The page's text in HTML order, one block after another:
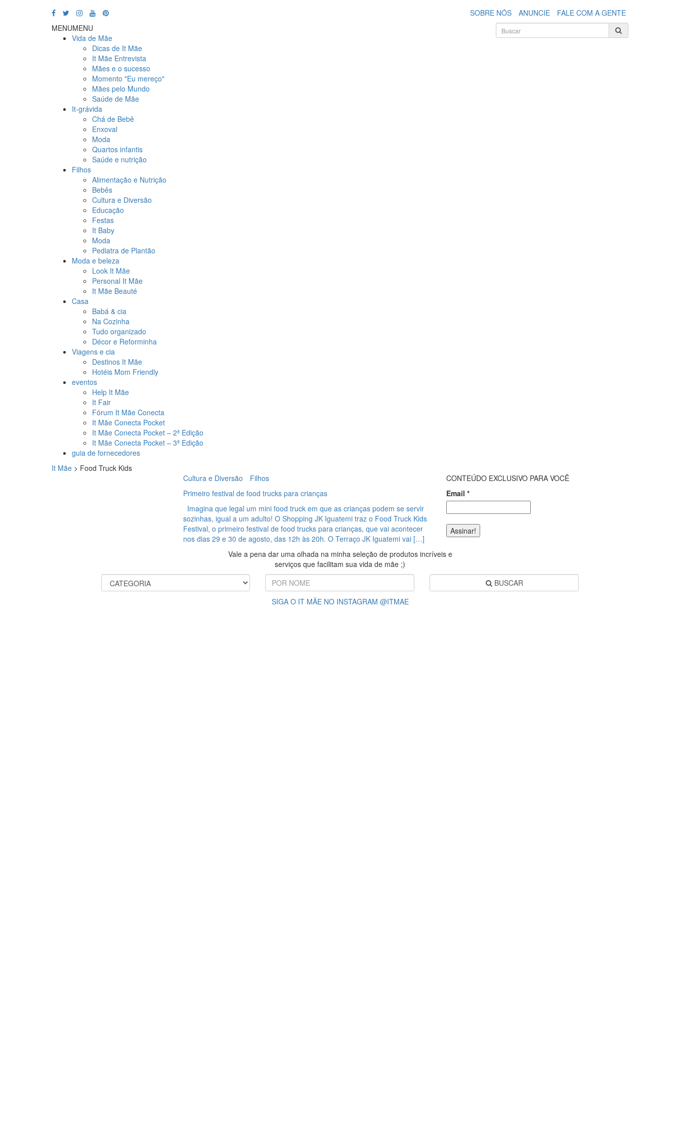
SOBRE NÓS ANUNCIE
FALE COM A GENTE
MENUMENU
Vida de Mãe
Dicas de It Mãe
It Mãe Entrevista
Mães e o sucesso
Momento "Eu mereço"
Mães pelo Mundo
Saúde de Mãe
It-grávida
Chá de Bebê
Enxoval
Moda
Quartos infantis
Saúde e nutrição
Filhos
Alimentação e Nutrição
Bebês
Cultura e Diversão
Educação
Festas
It Baby
Moda
Pediatra de Plantão
Moda e beleza
Look It Mãe
Personal It Mãe
It Mãe Beauté
Casa
Babá & cia
Na Cozinha
Tudo organizado
Décor e Reforminha
Viagens e cia
Destinos It Mãe
Hotéis Mom Friendly
eventos
Help It Mãe
It Fair
Fórum It Mãe Conecta
It Mãe Conecta Pocket
It Mãe Conecta Pocket – 2ª Edição
It Mãe Conecta Pocket – 3ª Edição
guia de fornecedores
It Mãe > Food Truck Kids
Cultura e Diversão
Filhos
Primeiro festival de food trucks para crianças
Imagina que legal um mini food truck em que as crianças podem se servir
sozinhas, igual a um adulto! O Shopping JK Iguatemi traz o Food Truck Kids
Festival, o primeiro festival de food trucks para crianças, que vai acontecer
nos dias 29 e 30 de agosto, das 12h às 20h. O Terraço JK Iguatemi vai […]
CONTEÚDO EXCLUSIVO PARA VOCÊ
Email *
Vale a pena dar uma olhada na minha seleção de produtos incríveis e
serviços que facilitam sua vida de mãe ;)
BUSCAR
SIGA O IT MÃE NO INSTAGRAM @ITMAE